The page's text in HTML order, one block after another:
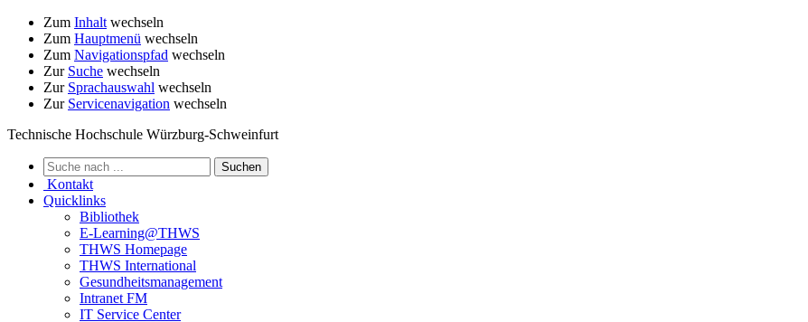
Zum Inhalt wechseln
Zum Hauptmenü wechseln
Zum Navigationspfad wechseln
Zur Suche wechseln
Zur Sprachauswahl wechseln
Zur Servicenavigation wechseln
Technische Hochschule Würzburg-Schweinfurt
Kontakt
Quicklinks
Bibliothek
E-Learning@THWS
THWS Homepage
THWS International
Gesundheitsmanagement
Intranet FM
IT Service Center